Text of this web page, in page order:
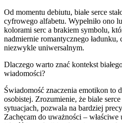
Od momentu debiutu, białe serce
cyfrowego alfabetu. Wypełniło ono
kolorami serc a brakiem symbolu,
nadmiernie romantycznego
niezwykle uniwersalnym.
Dlaczego warto znać kontekst
wiadomości?
Świadomość znaczenia emotikon to
osobistej. Zrozumienie, że biale
sytuacjach, pozwala na bardziej
Zachęcam do uważności –